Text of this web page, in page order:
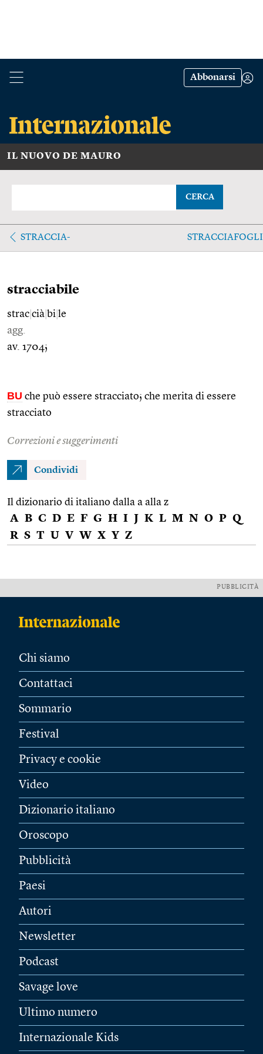
Abbonarsi
IL NUOVO DE MAURO
CERCA
STRACCIA-
stracciabile
strac cià bi le
agg.
av. 1704;
BU che può essere stracciato; che merita di essere
stracciato
Correzioni e suggerimenti
Condividi
Il dizionario di italiano dalla a alla z
A B C D E F G H I J K L M N O P Q
R S T U V W X Y Z
PUBBLICITÀ
Chi siamo
Contattaci
Sommario
Festival
Privacy e cookie
Video
Dizionario italiano
Oroscopo
Pubblicità
Paesi
Autori
Newsletter
Podcast
Savage love
Ultimo numero
Internazionale Kids